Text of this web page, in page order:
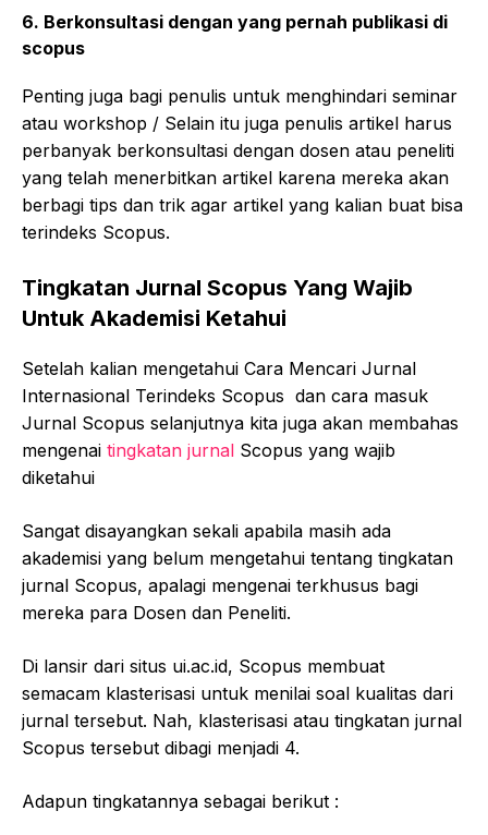
6. Berkonsultasi dengan yang pernah publikasi di
scopus
Penting juga bagi penulis untuk menghindari seminar
atau workshop / Selain itu juga penulis artikel harus
perbanyak berkonsultasi dengan dosen atau peneliti
yang telah menerbitkan artikel karena mereka akan
berbagi tips dan trik agar artikel yang kalian buat bisa
terindeks Scopus.
Tingkatan Jurnal Scopus Yang Wajib
Untuk Akademisi Ketahui
Setelah kalian mengetahui Cara Mencari Jurnal
Internasional Terindeks Scopus dan cara masuk
Jurnal Scopus selanjutnya kita juga akan membahas
mengenai tingkatan jurnal Scopus yang wajib
diketahui
Sangat disayangkan sekali apabila masih ada
akademisi yang belum mengetahui tentang tingkatan
jurnal Scopus, apalagi mengenai terkhusus bagi
mereka para Dosen dan Peneliti.
Di lansir dari situs ui.ac.id, Scopus membuat
semacam klasterisasi untuk menilai soal kualitas dari
jurnal tersebut. Nah, klasterisasi atau tingkatan jurnal
Scopus tersebut dibagi menjadi 4.
Adapun tingkatannya sebagai berikut :